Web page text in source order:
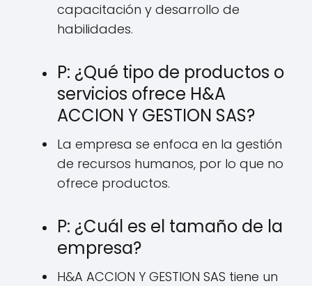
capacitación y desarrollo de
habilidades.
P: ¿Qué tipo de productos o
servicios ofrece H&A
ACCION Y GESTION SAS?
La empresa se enfoca en la gestión
de recursos humanos, por lo que no
ofrece productos.
P: ¿Cuál es el tamaño de la
empresa?
H&A ACCION Y GESTION SAS tiene un